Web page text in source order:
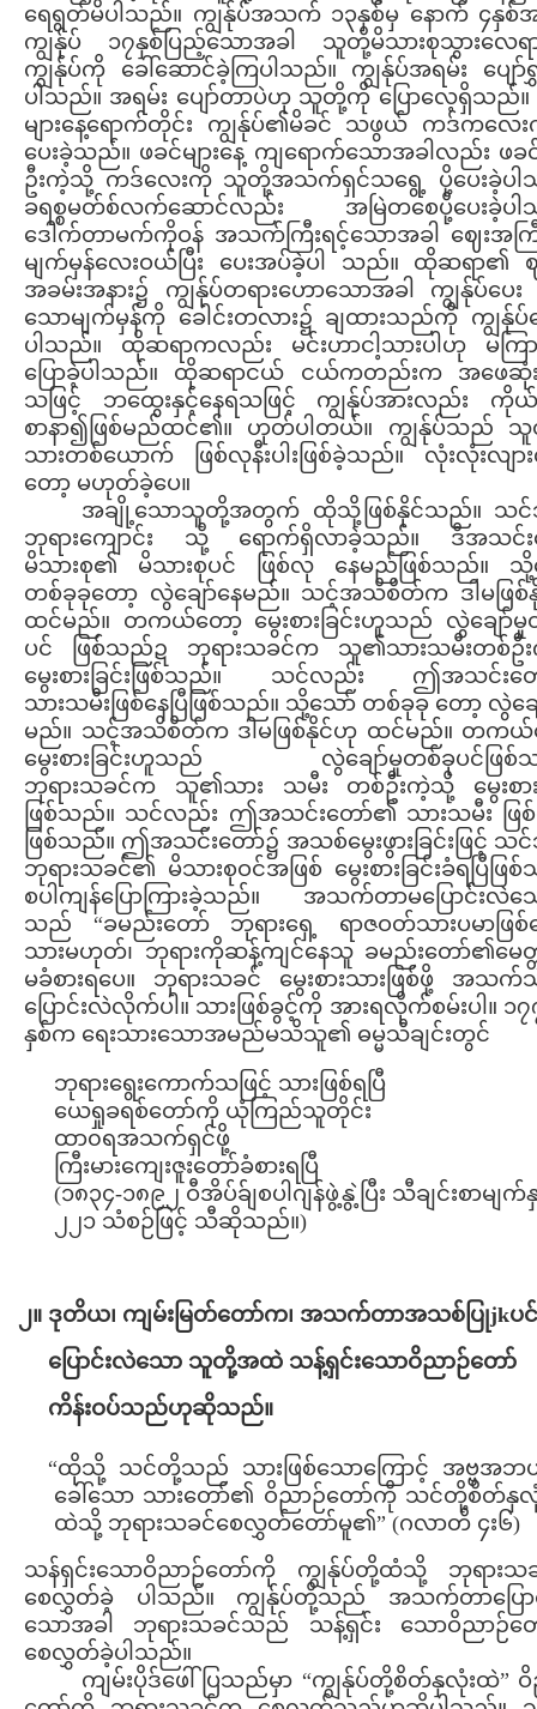
ရေရွတ်မိပါသည်။ ကျွန်ုပ်အသက် ၁၃နှစ်မှ နောက် ၄နှစ်
ကျွန်ုပ် ၁၇နှစ်ပြည့်သောအခါ သူတို့မိသားစုသွားလေရ
ကျွန်ုပ်ကို ခေါ်ဆောင်ခဲ့ကြပါသည်။ ကျွန်ုပ်အရမ်း ပျော်
ပါသည်။ အရမ်း ပျော်တာပဲဟု သူတို့ကို ပြောလေ့ရှိသည်။
များနေ့ရောက်တိုင်း ကျွန်ုပ်၏မိခင် သဖွယ် ကဒ်ကလေ
ပေးခဲ့သည်။ ဖခင်များနေ့ ကျရောက်သောအခါလည်း ဖ
ဦးကဲ့သို့ ကဒ်လေးကို သူတို့အသက်ရှင်သရွေ့ ပို့ပေးခဲ့ပါ
ခရစ္စမတ်စ်လက်ဆောင်လည်း အမြဲတစေပို့ပေးခဲ့ပါ
ဒေါက်တာမက်ကိုဝန် အသက်ကြီးရင့်သောအခါ ဈေးအက
မျက်မှန်လေးဝယ်ပြီး ပေးအပ်ခဲ့ပါ သည်။ ထိုဆရာ၏
အခမ်းအနား၌ ကျွန်ုပ်တရားဟောသောအခါ ကျွန်ုပ်ပေး
သောမျက်မှန်ကို ခေါင်းတလား၌ ချထားသည်ကို ကျွန်ု
ပါသည်။ ထိုဆရာကလည်း မင်းဟာငါ့သားပါဟု မကြ
ပြောခဲ့ပါသည်။ ထိုဆရာငယ် ငယ်ကတည်းက အဖေဆုံး
သဖြင့် ဘထွေးနှင့်နေရသဖြင့် ကျွန်ုပ်အားလည်း ကိုယ်ခ
စာနာ၍ဖြစ်မည်ထင်၏။ ဟုတ်ပါတယ်။ ကျွန်ုပ်သည်
သားတစ်ယောက် ဖြစ်လုနီးပါးဖြစ်ခဲ့သည်။ လုံးလုံးလျား
တော့ မဟုတ်ခဲ့ပေ။
အချို့သောသူတို့အတွက် ထိုသို့ဖြစ်နိုင်သည်။ သ
ဘုရားကျောင်း သို့ ရောက်ရှိလာခဲ့သည်။ ဒီအသင်း
မိသားစု၏ မိသားစုပင် ဖြစ်လု နေမည်ဖြစ်သည်။ သို့
တစ်ခုခုတော့ လွဲချော်နေမည်။ သင့်အသိစိတ်က ဒါမဖြစ်
ထင်မည်။ တကယ်တော့ မွေးစားခြင်းဟူသည် လွဲချော်မှု
ပင် ဖြစ်သည်ဍ ဘုရားသခင်က သူ၏သားသမီးတစ်ဦ
မွေးစားခြင်းဖြစ်သည်။ သင်လည်း ဤအသင်းတ
သားသမီးဖြစ်နေပြီဖြစ်သည်။ သို့သော် တစ်ခုခု တော့ လွဲချ
မည်။ သင့်အသိစိတ်က ဒါမဖြစ်နိုင်ဟု ထင်မည်။ တကယ်
မွေးစားခြင်းဟူသည် လွဲချော်မှုတစ်ခုပင်ဖြစ်
ဘုရားသခင်က သူ၏သား သမီး တစ်ဦးကဲ့သို့ မွေးစားခ
ဖြစ်သည်။ သင်လည်း ဤအသင်းတော်၏ သားသမီး ဖြစ်
ဖြစ်သည်။ ဤအသင်းတော်၌ အသစ်မွေးဖွားခြင်းဖြင့်
ဘုရားသခင်၏ မိသားစုဝင်အဖြစ် မွေးစားခြင်းခံရပြီဖြ
စပါကျန်ပြောကြားခဲ့သည်။ အသက်တာမပြောင်းလဲ
သည် “ခမည်းတော် ဘုရားရှေ့ ရာဇဝတ်သားပမာဖြစ်န
သားမဟုတ်၊ ဘုရားကိုဆန့်ကျင်နေသူ ခမည်းတော်၏မေ
မခံစားရပေ။ ဘုရားသခင် မွေးစားသားဖြစ်ဖို့ အသ
ပြောင်းလဲလိုက်ပါ။ သားဖြစ်ခွင့်ကို အားရလိုက်စမ်းပါ။ ၁၇
နှစ်က ရေးသားသောအမည်မသိသူ၏ ဓမ္မသီချင်းတွင်
ဘုရားရွေးကောက်သဖြင့် သားဖြစ်ရပြီ
ယေရှုခရစ်တော်ကို ယုံကြည်သူတိုင်း
ထာ၀ရအသက်ရှင်ဖို့
ကြီးမားကျေးဇူးတော်ခံစားရပြီ
(၁၈၃၄-၁၈၉၂ ဝီအိပ်ခ်ျစပါဂျန်ဖွဲ့နွဲ့ပြီး သီချင်းစာမျက်
၂၂၁ သံစဉ်ဖြင့် သီဆိုသည်။)
၂။ ဒုတိယ၊ ကျမ်းမြတ်တော်က၊ အသက်တာအသစ်ပြုjkပင်
ပြောင်းလဲသော သူတို့အထဲ သန့်ရှင်းသောဝိညာဉ်တော်
ကိန်းဝပ်သည်ဟုဆိုသည်။
“ထိုသို့ သင်တို့သည် သားဖြစ်သောကြောင့် အဗ္ဗအ
ခေါ်သော သားတော်၏ ဝိညာဉ်တော်ကို သင်တို့စိတ်နှ
ထဲသို့ ဘုရားသခင်စေလွှတ်တော်မူ၏” (ဂလာတိ ၄း၆)
သန်ရှင်းသောဝိညာဉ်တော်ကို ကျွန်ုပ်တို့ထံသို့ ဘုရားသ
စေလွှတ်ခဲ့ ပါသည်။ ကျွန်ုပ်တို့သည် အသက်တာပြော
သောအခါ ဘုရားသခင်သည် သန့်ရှင်း သောဝိညာဉ်တ
စေလွှတ်ခဲ့ပါသည်။
ကျမ်းပိုဒ်ဖေါ်ပြသည်မှာ “ကျွန်ုပ်တို့စိတ်နှလုံးထဲ”